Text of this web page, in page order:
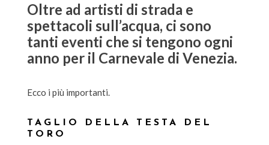
Oltre ad artisti di strada e
spettacoli sull’acqua, ci sono
tanti eventi che si tengono ogni
anno per il Carnevale di Venezia.
Ecco i più importanti.
TAGLIO DELLA TESTA DEL
TORO